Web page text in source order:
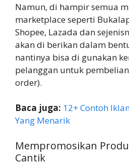
Namun, di hampir semua
marketplace seperti
Shopee, Lazada dan
akan di berikan dalam
nantinya bisa di gunakan
pelanggan untuk
order).
Baca juga: 12+ Contoh
Yang Menarik
Mempromosikan
Cantik